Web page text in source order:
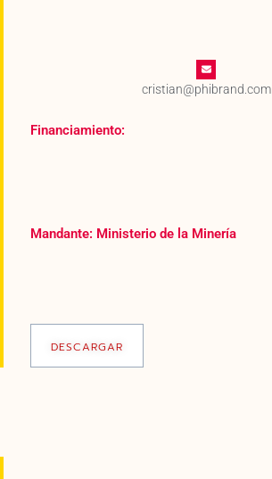
cristian@phibrand.com
Financiamiento:
Mandante: Ministerio de la Minería
DESCARGAR